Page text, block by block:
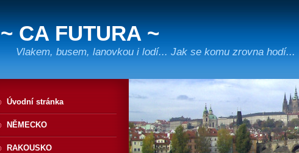
~ CA FUTURA ~
Vlakem, busem, lanovkou i lodí... Jak se komu zrovna hodí...
Úvodní stránka
NĚMECKO
RAKOUSKO